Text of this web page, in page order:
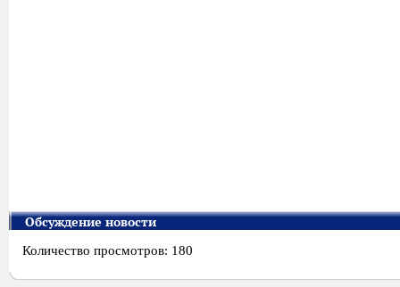
Обсуждение новости
Количество просмотров: 180